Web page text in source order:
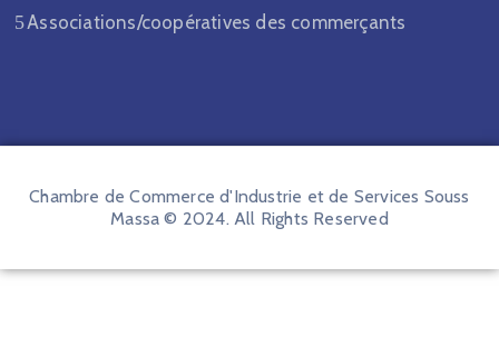
Associations/coopératives des commerçants
Chambre de Commerce d'Industrie et de Services Souss
Massa © 2024. All Rights Reserved